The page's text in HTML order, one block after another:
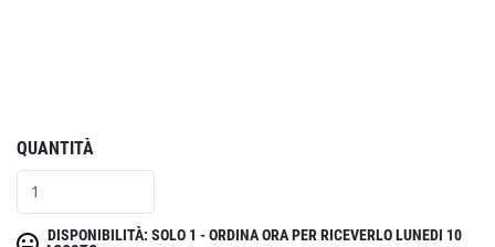
QUANTITÀ
DISPONIBILITÀ: SOLO 1 - ORDINA ORA PER RICEVERLO LUNEDI 10